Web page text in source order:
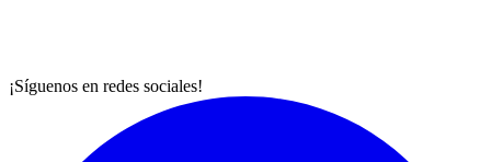
¡Síguenos en redes sociales!